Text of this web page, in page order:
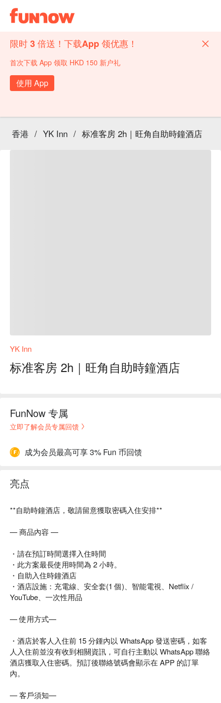
限时 3 倍送！下载App 领优惠！
首次下载 App 领取 HKD 150 新户礼
使用 App
香港 / YK Inn / 标准客房 2h｜旺角自助時鐘酒店
YK Inn
标准客房 2h｜旺角自助時鐘酒店
FunNow 专属
立即了解会员专属回馈
成为会员最高可享 3% Fun 币回馈
亮点
**自助時鐘酒店，敬請留意獲取密碼入住安排**
— 商品內容 —
・請在預訂時間選擇入住時間
・此方案最長使用時間為 2 小時。
・自助入住時鐘酒店
・酒店設施：充電線、安全套(1 個)、智能電視、Netflix /
YouTube、一次性用品
— 使用方式—
・酒店於客人入住前 15 分鍾內以 WhatsApp 發送密碼，如客
人入住前並沒有收到相關資訊，可自行主動以 WhatsApp 聯絡
酒店獲取入住密碼。預訂後聯絡號碼會顯示在 APP 的訂單
內。
— 客戶須知—